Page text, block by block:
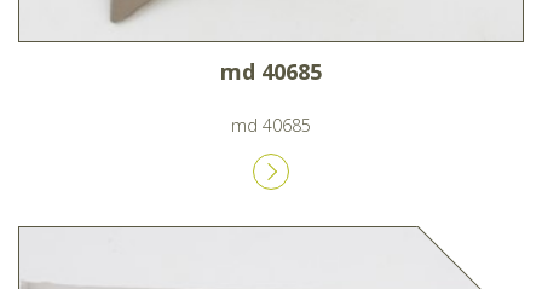
md 40685
md 40685